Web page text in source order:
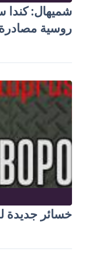
شميهال: كندا
روسية
خسائر جديدة